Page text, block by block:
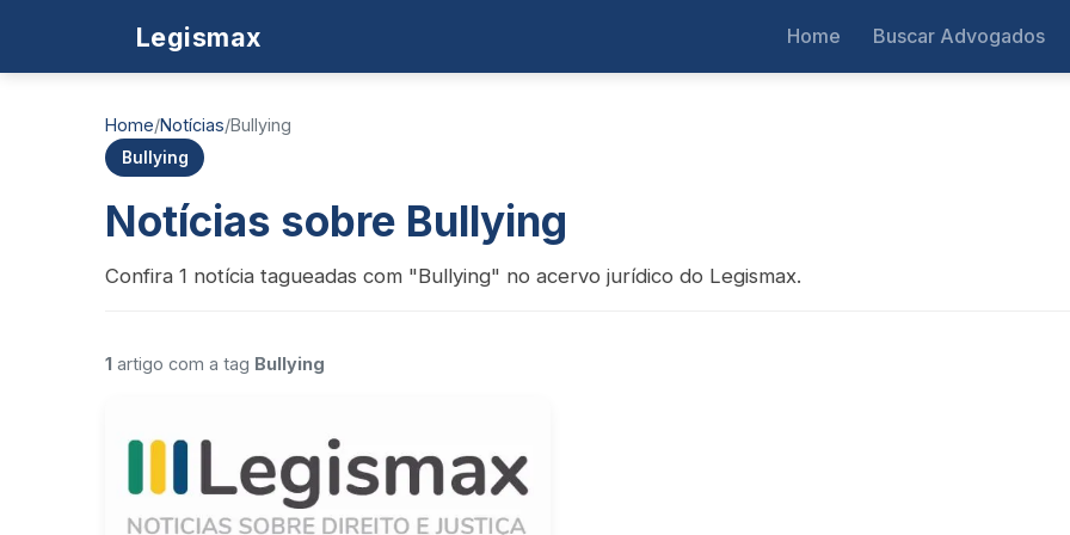
Legismax Home Buscar Advogados
Home/Notícias/Bullying
Bullying
Notícias sobre Bullying
Confira 1 notícia tagueadas com "Bullying" no acervo jurídico do Legismax.
1 artigo com a tag Bullying